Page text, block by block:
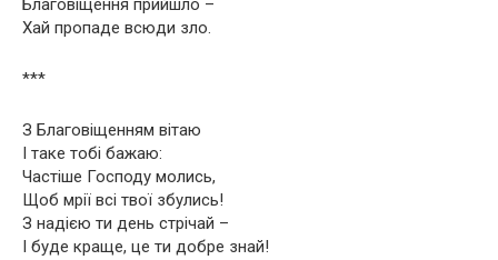
Благовіщення прийшло –
Хай пропаде всюди зло.
***
З Благовіщенням вітаю
І таке тобі бажаю:
Частіше Господу молись,
Щоб мрії всі твої збулись!
З надією ти день стрічай –
І буде краще, це ти добре знай!